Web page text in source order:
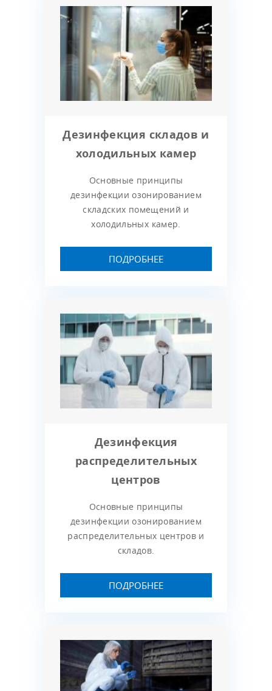
Дезинфекция складов и
холодильных камер
Основные принципы
дезинфекции озонированием
складских помещений и
холодильных камер.
ПОДРОБНЕЕ
Дезинфекция
распределительных
центров
Основные принципы
дезинфекции озонированием
распределительных центров и
складов.
ПОДРОБНЕЕ